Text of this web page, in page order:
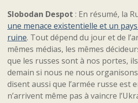
Slobodan Despot : En résumé, la
une menace existentielle et un
ruine. Tout dépend du jour et de
mêmes médias, les mêmes
que les russes sont à nos portes,
demain si nous ne nous
disent aussi que l’armée russe est
n’arrivent même pas à vaincre